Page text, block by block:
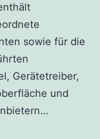
sowie für die
Gerätetreiber,
und